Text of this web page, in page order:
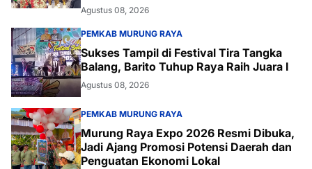
Agustus 08, 2026
PEMKAB MURUNG RAYA
Sukses Tampil di Festival Tira Tangka
Balang, Barito Tuhup Raya Raih Juara I
Agustus 08, 2026
PEMKAB MURUNG RAYA
Murung Raya Expo 2026 Resmi Dibuka,
Jadi Ajang Promosi Potensi Daerah dan
Penguatan Ekonomi Lokal